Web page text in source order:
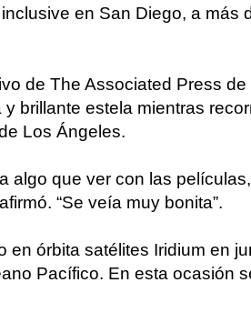
en San Diego, a más
de The Associated Press
brillante estela mientras
Los Ángeles.
algo que ver con las
“Se veía muy bonita”.
en órbita satélites Iridium en
Pacífico. En esta ocasión